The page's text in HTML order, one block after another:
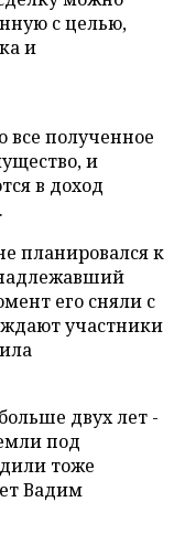
с целью,
и
все полученное
и
в доход
планировался к
его сняли с
участники
двух лет -
под
тоже
Вадим